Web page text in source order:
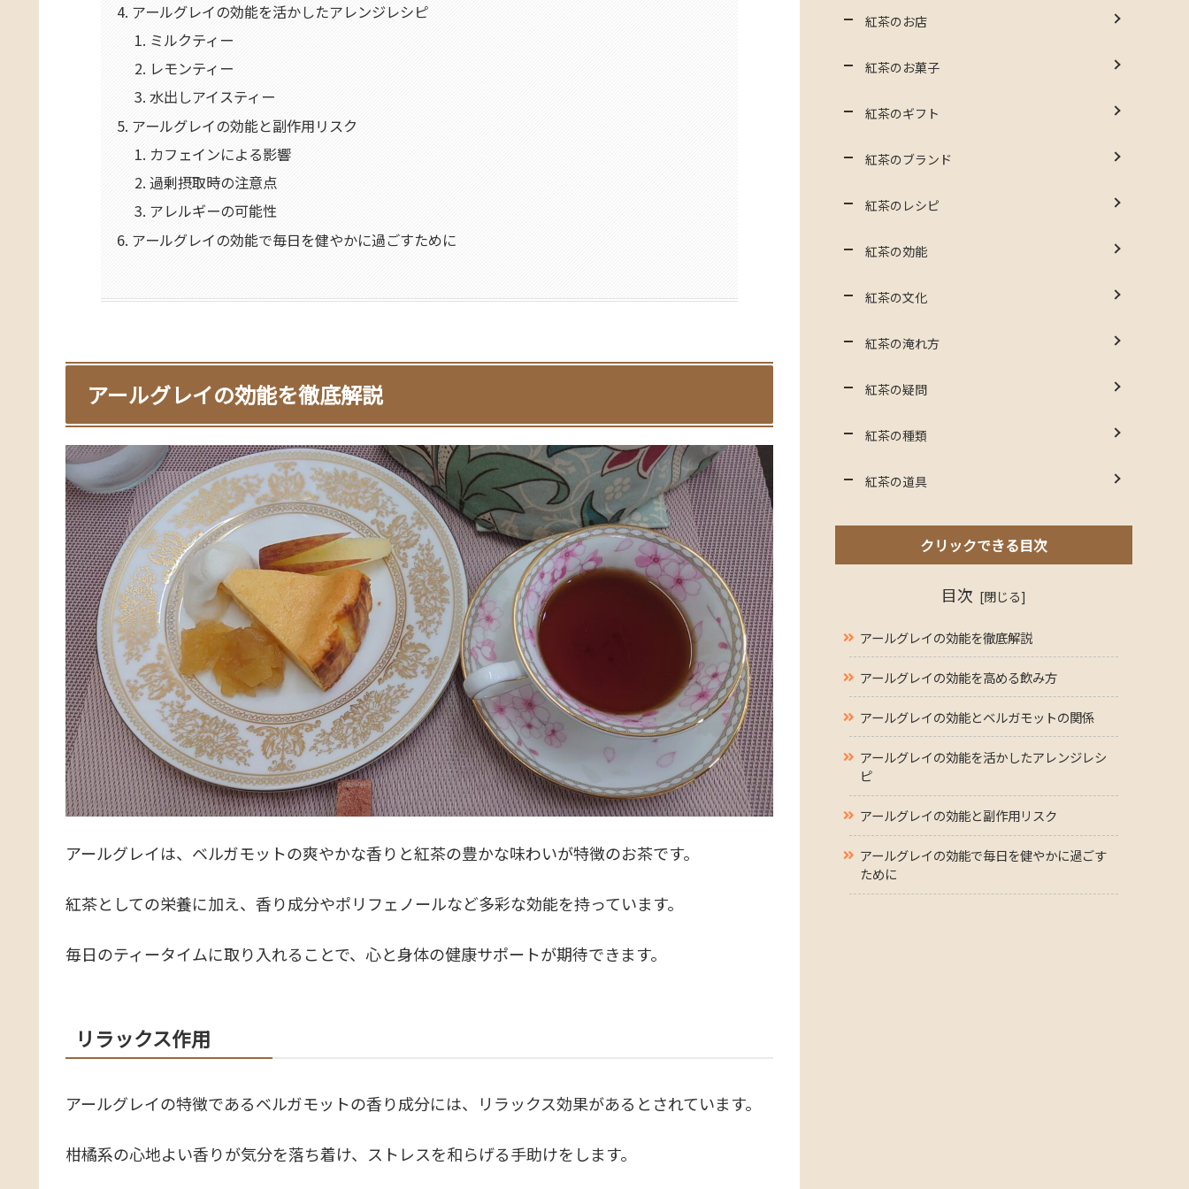
アールグレイの効能を活かしたアレンジレシピ
ミルクティー
レモンティー
水出しアイスティー
アールグレイの効能と副作用リスク
カフェインによる影響
過剰摂取時の注意点
アレルギーの可能性
アールグレイの効能で毎日を健やかに過ごすために
アールグレイの効能を徹底解説
アールグレイは、ベルガモットの爽やかな香りと紅茶の豊かな味わいが特徴のお茶です。
紅茶としての栄養に加え、香り成分やポリフェノールなど多彩な効能を持っています。
毎日のティータイムに取り入れることで、心と身体の健康サポートが期待できます。
リラックス作用
アールグレイの特徴であるベルガモットの香り成分には、リラックス効果があるとされています。
柑橘系の心地よい香りが気分を落ち着け、ストレスを和らげる手助けをします。
紅茶のお店
紅茶のお菓子
紅茶のギフト
紅茶のブランド
紅茶のレシピ
紅茶の効能
紅茶の文化
紅茶の淹れ方
紅茶の疑問
紅茶の種類
紅茶の道具
クリックできる目次
目次
アールグレイの効能を徹底解説
アールグレイの効能を高める飲み方
アールグレイの効能とベルガモットの関係
アールグレイの効能を活かしたアレンジレシ
ピ
アールグレイの効能と副作用リスク
アールグレイの効能で毎日を健やかに過ごす
ために